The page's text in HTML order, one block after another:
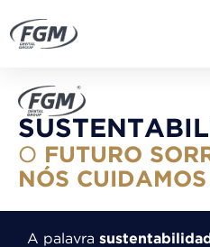
O FUTURO
NÓS CUIDAMOS
A palavra